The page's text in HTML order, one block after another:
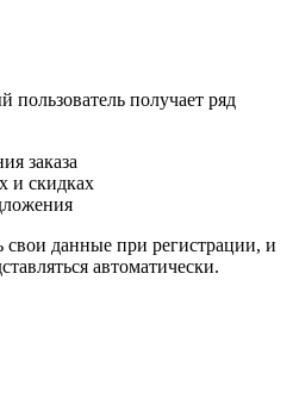
получает ряд
заказа
и скидках
свои данные при регистрации, и
автоматически.